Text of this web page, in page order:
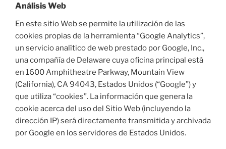
Análisis Web
En este sitio Web se permite la utilización de las
cookies propias de la herramienta “Google Analytics”,
un servicio analítico de web prestado por Google, Inc.,
una compañía de Delaware cuya oficina principal está
en 1600 Amphitheatre Parkway, Mountain View
(California), CA 94043, Estados Unidos (“Google”) y
que utiliza “cookies”. La información que genera la
cookie acerca del uso del Sitio Web (incluyendo la
dirección IP) será directamente transmitida y archivada
por Google en los servidores de Estados Unidos.